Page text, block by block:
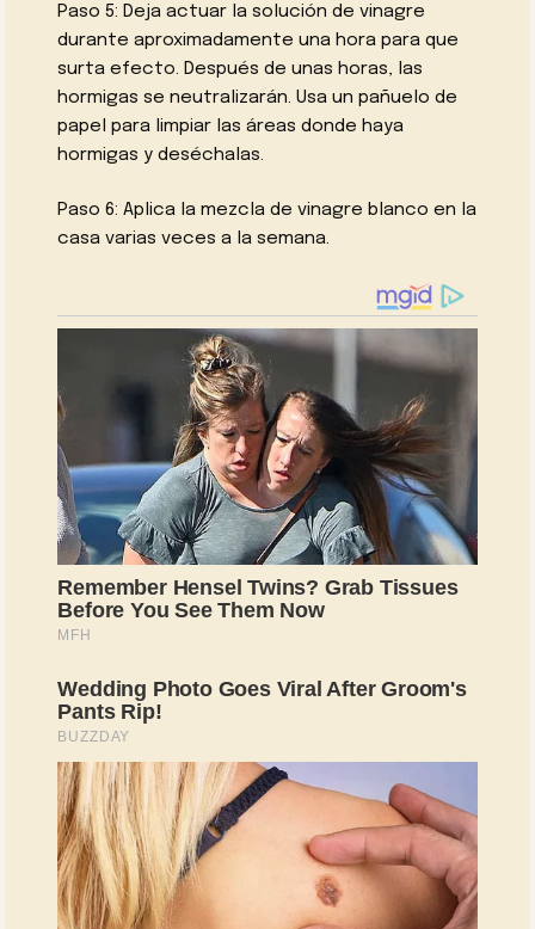
Paso 5: Deja actuar la solución de vinagre
durante aproximadamente una hora para que
surta efecto. Después de unas horas, las
hormigas se neutralizarán. Usa un pañuelo de
papel para limpiar las áreas donde haya
hormigas y deséchalas.
Paso 6: Aplica la mezcla de vinagre blanco en la
casa varias veces a la semana.